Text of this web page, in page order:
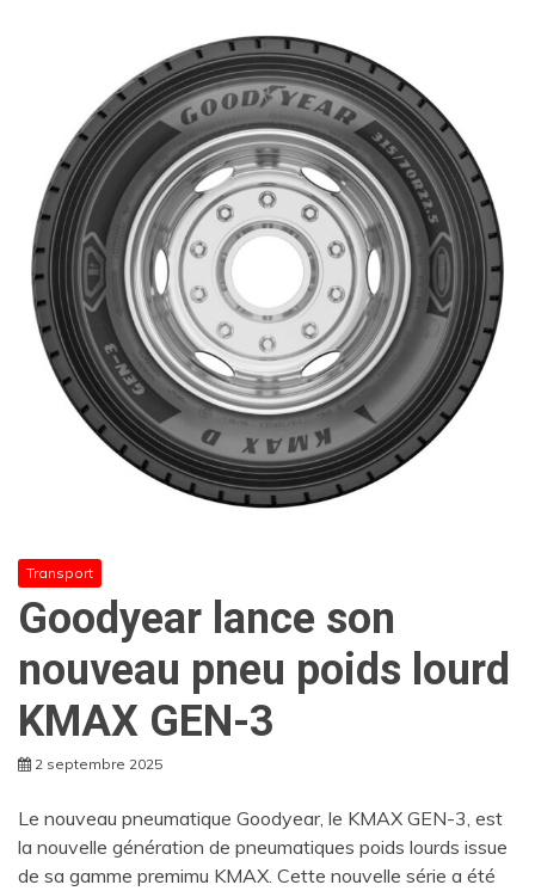
Transport
Goodyear lance son
nouveau pneu poids lourd
KMAX GEN-3
2 septembre 2025
Le nouveau pneumatique Goodyear, le KMAX GEN-3, est
la nouvelle génération de pneumatiques poids lourds issue
de sa gamme premimu KMAX. Cette nouvelle série a été